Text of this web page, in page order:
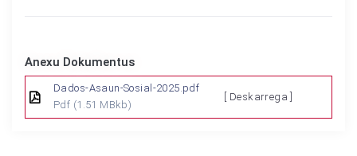
Anexu Dokumentus
Dados-Asaun-Sosial-2025.pdf
Pdf (1.51 MBkb)
[ Deskarrega ]